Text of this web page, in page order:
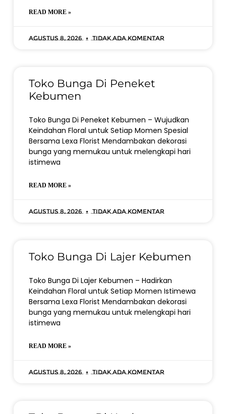
READ MORE »
Agustus 8, 2026 Tidak ada komentar
Toko Bunga Di Peneket
Kebumen
Toko Bunga Di Peneket Kebumen – Wujudkan
Keindahan Floral untuk Setiap Momen Spesial
Bersama Lexa Florist Mendambakan dekorasi
bunga yang memukau untuk melengkapi hari
istimewa
READ MORE »
Agustus 8, 2026 Tidak ada komentar
Toko Bunga Di Lajer Kebumen
Toko Bunga Di Lajer Kebumen – Hadirkan
Keindahan Floral untuk Setiap Momen Istimewa
Bersama Lexa Florist Mendambakan dekorasi
bunga yang memukau untuk melengkapi hari
istimewa
READ MORE »
Agustus 8, 2026 Tidak ada komentar